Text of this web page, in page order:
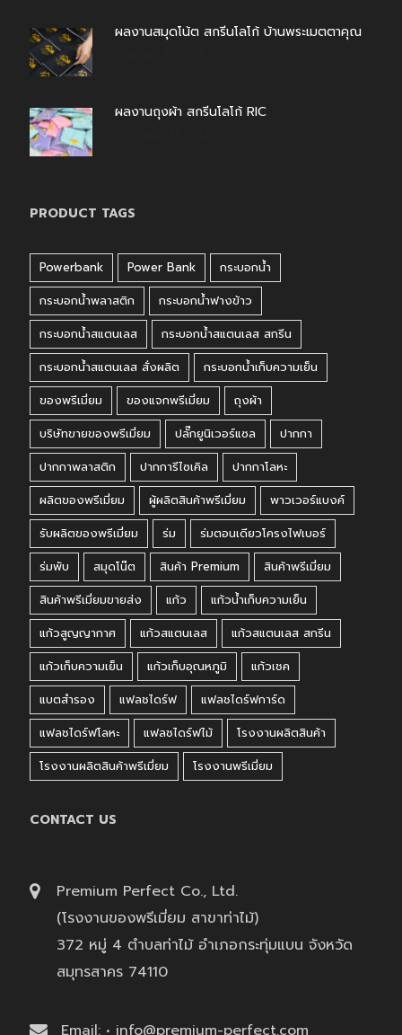
ผลงานสมุดโน้ต สกรีนโลโก้ บ้านพระเมตตาคุณ
ผลงานถุงผ้า สกรีนโลโก้ RIC
PRODUCT TAGS
Powerbank Power Bank
กระบอกน้ำ
กระบอกน้ำพลาสติก
กระบอกน้ำฟางข้าว
กระบอกน้ำสแตนเลส
กระบอกน้ำสแตนเลส สกรีน
กระบอกน้ำสแตนเลส สั่งผลิต
กระบอกน้ำเก็บความเย็น
ของพรีเมี่ยม
ของแจกพรีเมี่ยม
ถุงผ้า
บริษัทขายของพรีเมี่ยม
ปลั๊กยูนิเวอร์แซล
ปากกา
ปากกาพลาสติก
ปากการีไซเคิล
ปากกาโลหะ
ผลิตของพรีเมี่ยม
ผู้ผลิตสินค้าพรีเมี่ยม
พาวเวอร์แบงค์
รับผลิตของพรีเมี่ยม
ร่ม
ร่มตอนเดียวโครงไฟเบอร์
ร่มพับ
สมุดโน๊ต สินค้า Premium
สินค้าพรีเมี่ยม
สินค้าพรีเมี่ยมขายส่ง
แก้ว
แก้วน้ำเก็บความเย็น
แก้วสูญญากาศ
แก้วสแตนเลส
แก้วสแตนเลส สกรีน
แก้วเก็บความเย็น
แก้วเก็บอุณหภูมิ
แก้วเชค
แบตสำรอง
แฟลชไดร์ฟ
แฟลชไดร์ฟการ์ด
แฟลชไดร์ฟโลหะ
แฟลชไดร์ฟไม้
โรงงานผลิตสินค้า
โรงงานผลิตสินค้าพรีเมี่ยม
โรงงานพรีเมี่ยม
CONTACT US
Premium Perfect Co., Ltd.
(โรงงานของพรีเมี่ยม สาขาท่าไม้)
372 หมู่ 4 ตำบลท่าไม้ อำเภอกระทุ่มแบน จังหวัด
สมุทรสาคร 74110
Email: • info@premium-perfect.com